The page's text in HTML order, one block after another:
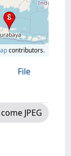
contributors.
File
JPEG